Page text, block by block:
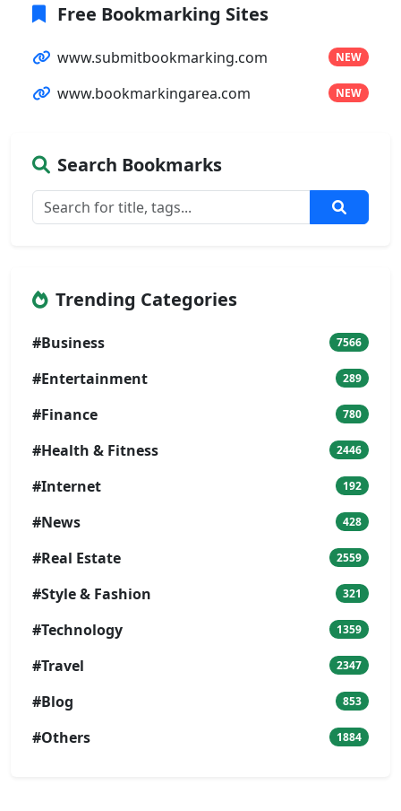
Free Bookmarking Sites
www.submitbookmarking.com NEW
www.bookmarkingarea.com NEW
Search Bookmarks
Trending Categories
#Business 7566
#Entertainment 289
#Finance 780
#Health & Fitness 2446
#Internet 192
#News 428
#Real Estate 2559
#Style & Fashion 321
#Technology 1359
#Travel 2347
#Blog 853
#Others 1884